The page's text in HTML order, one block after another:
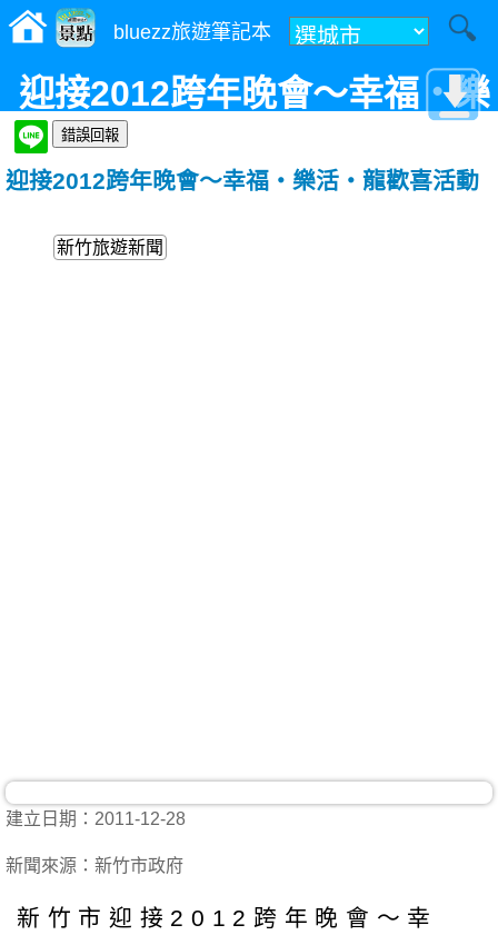
bluezz旅遊筆記本
迎接2012跨年晚會～幸福‧樂
迎接2012跨年晚會～幸福‧樂活‧龍歡喜活動
新竹旅遊新聞
建立日期：2011-12-28
新聞來源：新竹市政府
新竹市迎接2012跨年晚會～幸